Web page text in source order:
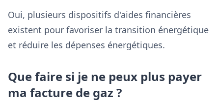
Oui, plusieurs dispositifs d'aides financières
existent pour favoriser la transition énergétique
et réduire les dépenses énergétiques.
Que faire si je ne peux plus payer
ma facture de gaz ?